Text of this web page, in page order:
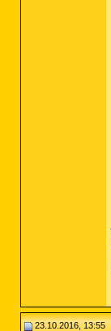
23.10.2016, 13:55